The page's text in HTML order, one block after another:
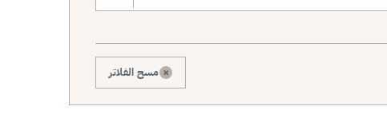
× مسح الفلاتر